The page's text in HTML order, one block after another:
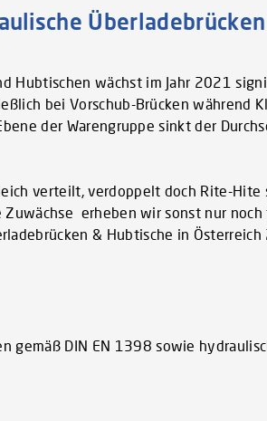
Hubtischen wächst im Jahr 2021
bei Vorschub-Brücken während
der Warengruppe sinkt der
verteilt, verdoppelt doch Rite-Hite
erheben wir sonst nur noch
& Hubtische in
gemäß DIN EN 1398 sowie